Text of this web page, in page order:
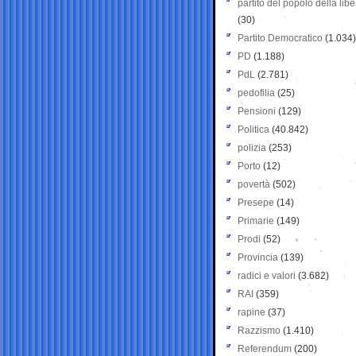
partito del popolo della
(30)
Partito Democratico (1.034)
PD (1.188)
PdL (2.781)
pedofilia (25)
Pensioni (129)
Politica (40.842)
polizia (253)
Porto (12)
povertà (502)
Presepe (14)
Primarie (149)
Prodi (52)
Provincia (139)
radici e valori (3.682)
RAI (359)
rapine (37)
Razzismo (1.410)
Referendum (200)